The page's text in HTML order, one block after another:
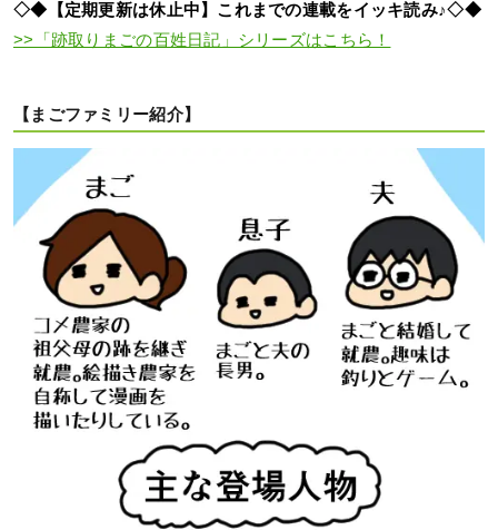
◇◆【定期更新は休止中】これまでの連載をイッキ読み♪◇◆
>>「跡取りまごの百姓日記」シリーズはこちら！
【まごファミリー紹介】